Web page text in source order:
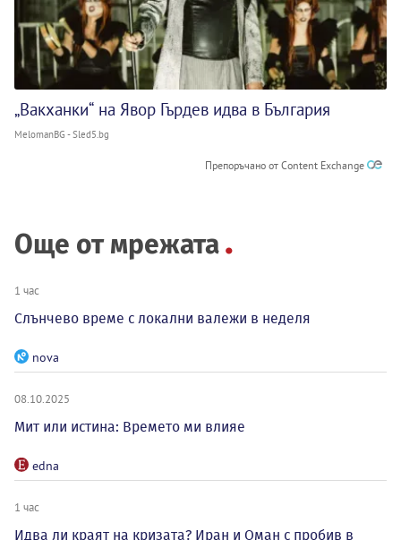
„Вакханки“ на Явор Гърдев идва в България
MelomanBG - Sled5.bg
Препоръчано от Content Exchange
Още от мрежата
1 час
Слънчево време с локални валежи в неделя
nova
08.10.2025
Мит или истина: Времето ми влияе
edna
1 час
Идва ли краят на кризата? Иран и Оман с пробив в